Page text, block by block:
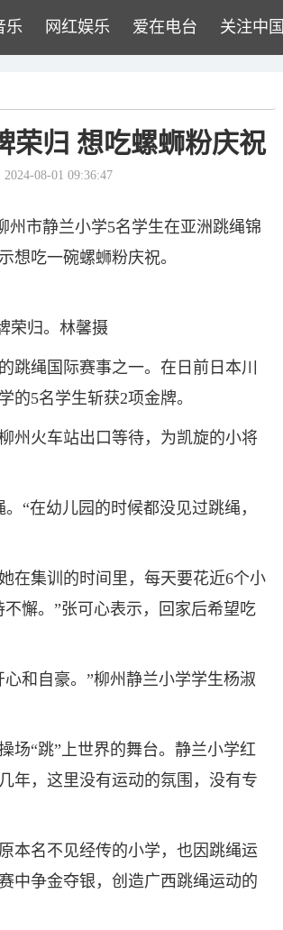
乐 网红娱乐 爱在电台 关注中国
荣归 想吃螺蛳粉庆祝
08-01 09:36:47
州市静兰小学5名学生在亚洲跳绳锦
想吃一碗螺蛳粉庆祝。
荣归。林馨摄
跳绳国际赛事之一。在日前日本川
的5名学生斩获2项金牌。
州火车站出口等待，为凯旋的小将
“在幼儿园的时候都没见过跳绳，
在集训的时间里，每天要花近6个小
懈。”张可心表示，回家后希望吃
和自豪。”柳州静兰小学学生杨淑
场“跳”上世界的舞台。静兰小学红
年，这里没有运动的氛围，没有专
本名不见经传的小学，也因跳绳运
中争金夺银，创造广西跳绳运动的